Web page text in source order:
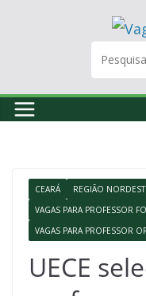
CEARÁ REGIÃO
VAGAS PARA PROFESSOR
VAGAS PARA PROFESSOR
UECE